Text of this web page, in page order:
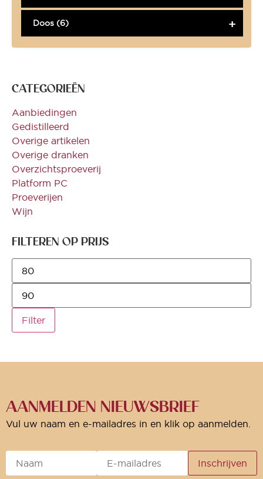
CATEGORIEËN
Aanbiedingen
Gedistilleerd
Overige artikelen
Overige dranken
Overzichtsproeverij
Platform PC
Proeverijen
Wijn
FILTEREN OP PRIJS
Filter
Doos (6)
AANMELDEN NIEUWSBRIEF
Vul uw naam en e-mailadres in en klik op aanmelden.